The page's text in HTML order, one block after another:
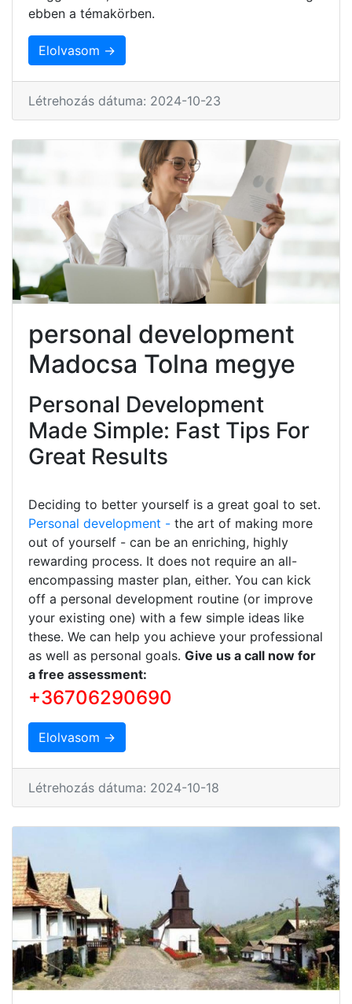
ebben a témakörben.
Elolvasom →
Létrehozás dátuma: 2024-10-23
personal development
Madocsa Tolna megye
Personal Development
Made Simple: Fast Tips For
Great Results
Deciding to better yourself is a great goal to set.
Personal development - the art of making more
out of yourself - can be an enriching, highly
rewarding process. It does not require an all-
encompassing master plan, either. You can kick
off a personal development routine (or improve
your existing one) with a few simple ideas like
these. We can help you achieve your professional
as well as personal goals. Give us a call now for
a free assessment:
+36706290690
Elolvasom →
Létrehozás dátuma: 2024-10-18